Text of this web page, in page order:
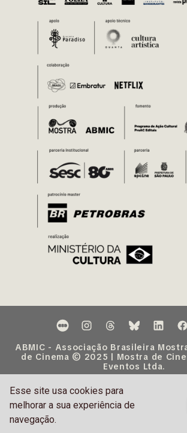
Esse site usa cookies para
melhorar a sua experiência de
navegação.
ABMIC - Associação Brasileira
de Cinema © 2025 | Mostra de
Eventos Ltda.